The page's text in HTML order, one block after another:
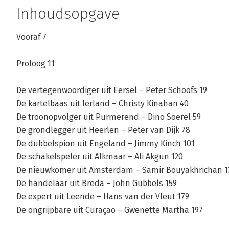
Inhoudsopgave
Vooraf 7
Proloog 11
De vertegenwoordiger uit Eersel – Peter Schoofs 19
De kartelbaas uit Ierland – Christy Kinahan 40
De troonopvolger uit Purmerend – Dino Soerel 59
De grondlegger uit Heerlen – Peter van Dijk 78
De dubbelspion uit Engeland – Jimmy Kinch 101
De schakelspeler uit Alkmaar – Ali Akgun 120
De nieuwkomer uit Amsterdam – Samir Bouyakhrichan
De handelaar uit Breda – John Gubbels 159
De expert uit Leende – Hans van der Vleut 179
De ongrijpbare uit Curaçao – Gwenette Martha 197